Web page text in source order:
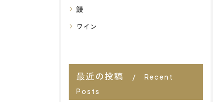
鰻
ワイン
最近の投稿
Recent
Posts